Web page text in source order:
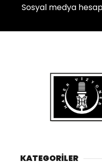
Sosyal medya
KATEGORİLER